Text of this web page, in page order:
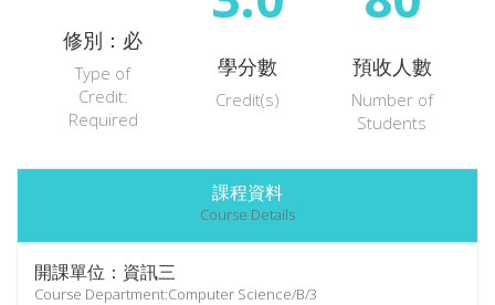
修別：必
Type of
Credit:
Required
學分數
Credit(s)
預收人數
Number of
Students
課程資料
Course Details
開課單位：資訊三
Course Department:Computer Science/B/3